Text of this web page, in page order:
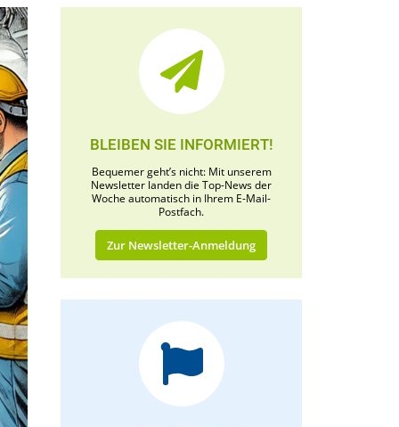
BLEIBEN SIE INFORMIERT!
Bequemer geht’s nicht: Mit unserem
Newsletter landen die Top-News der
Woche automatisch in Ihrem E-Mail-
Postfach.
Zur Newsletter-Anmeldung